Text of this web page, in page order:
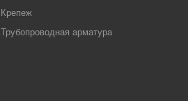
Крепеж
Трубопроводная арматура